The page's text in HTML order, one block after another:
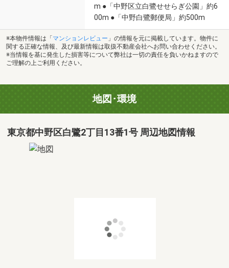
m ●「中野区立白鷺せせらぎ公園」約6
00m ●「中野白鷺郵便局」約500m
※本物件情報は「 マンションレビュー 」の情報を元に掲載しています。物件に
関する正確な情報、及び最新情報は取扱不動産会社へお問い合わせください。
※当情報を基に発生した損害等について弊社は一切の責任を負いかねますので
ご理解の上ご利用ください。
地図･環境
東京都中野区白鷺2丁目13番1号 周辺地図情報